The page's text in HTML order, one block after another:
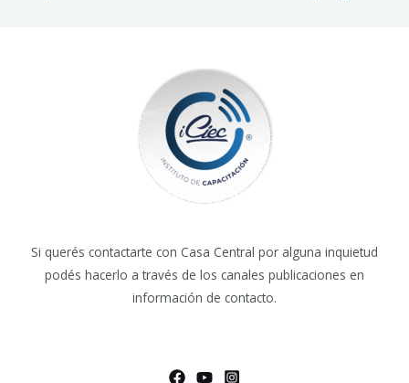
Si querés contactarte con Casa Central por alguna inquietud
podés hacerlo a través de los canales publicaciones en
información de contacto.